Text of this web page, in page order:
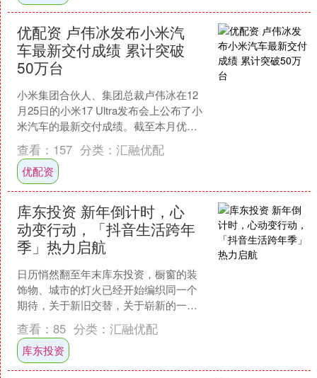
优配资 卢伟冰发布小米汽
车最新交付成绩 累计突破
50万台
小米集团合伙人、集团总裁卢伟冰在12
月25日的小米17 Ultra发布会上公布了小
米汽车的最新交付成绩。截至本月优配
资优配资，小米汽车累计交付量突破了
50万台，....
查看： 157 分类： 汇融优配
优配资
库东投资 新年倒计时，心
动变行动，「抖音生活跨年
季」热力启航
日历悄然翻至年末库东投资，橱窗的装
饰物、城市的灯火已经开始编织同一个
期待，关于新旧交替，关于崭新的一
年。你的跨年计划，是否还停留在刷到
与点赞？ 这一次，抖音生活....
查看： 85 分类： 汇融优配
库东投资